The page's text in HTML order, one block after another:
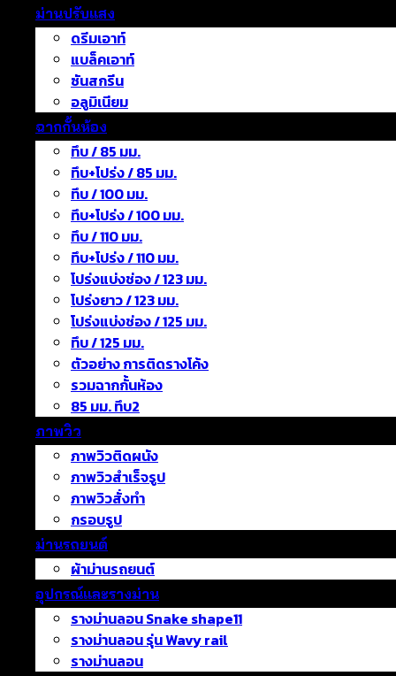
ม่านปรับแสง
ดรีมเอาท์
แบล็คเอาท์
ซันสกรีน
อลูมิเนียม
ฉากกั้นห้อง
ทึบ / 85 มม.
ทึบ+โปร่ง / 85 มม.
ทึบ / 100 มม.
ทึบ+โปร่ง / 100 มม.
ทึบ / 110 มม.
ทึบ+โปร่ง / 110 มม.
โปร่งแบ่งช่อง / 123 มม.
โปร่งยาว / 123 มม.
โปร่งแบ่งช่อง / 125 มม.
ทึบ / 125 มม.
ตัวอย่าง การติดรางโค้ง
รวมฉากกั้นห้อง
85 มม. ทึบ2
ภาพวิว
ภาพวิวติดผนัง
ภาพวิวสำเร็จรูป
ภาพวิวสั่งทำ
กรอบรูป
ม่านรถยนต์
ผ้าม่านรถยนต์
อุปกรณ์และรางม่าน
รางม่านลอน Snake shape11
รางม่านลอน รุ่น Wavy rail
รางม่านลอน